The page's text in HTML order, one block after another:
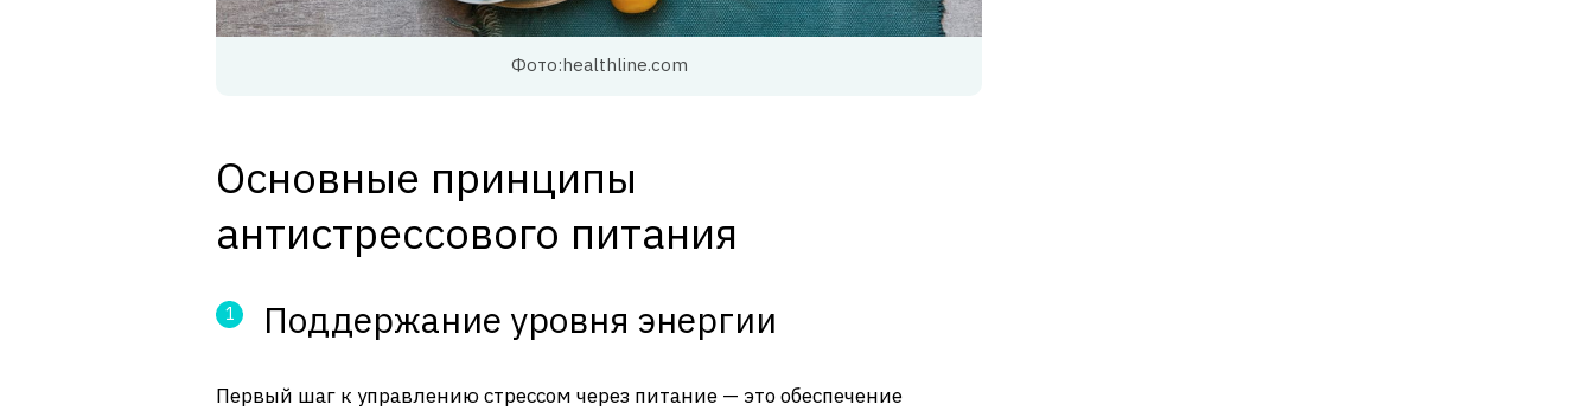
Фото:healthline.com
Основные принципы
антистрессового питания
Поддержание уровня энергии
Первый шаг к управлению стрессом через питание — это обеспечение